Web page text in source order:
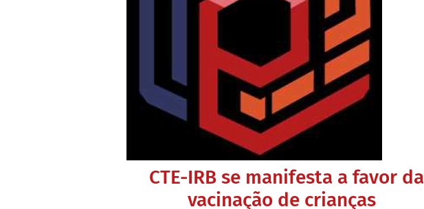
CTE-IRB se manifesta a favor da
vacinação de crianças